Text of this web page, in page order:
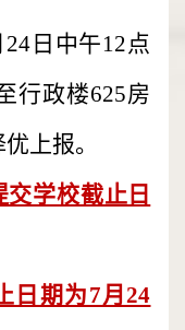
日中午12点
行政楼625房
上报。
学校截止日
日期为7月24